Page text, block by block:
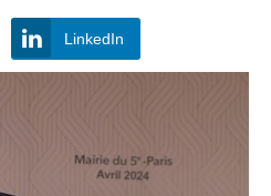
LinkedIn